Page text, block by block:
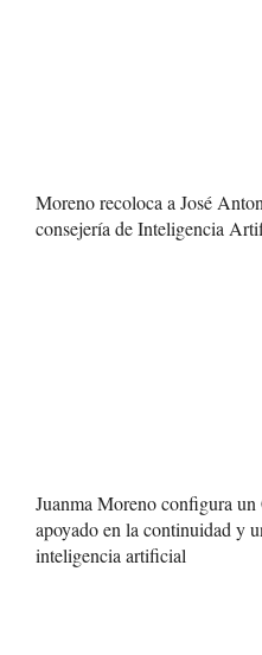
Moreno recoloca a José
consejería de Inteligencia
Juanma Moreno configura
apoyado en la continuidad y
inteligencia artificial